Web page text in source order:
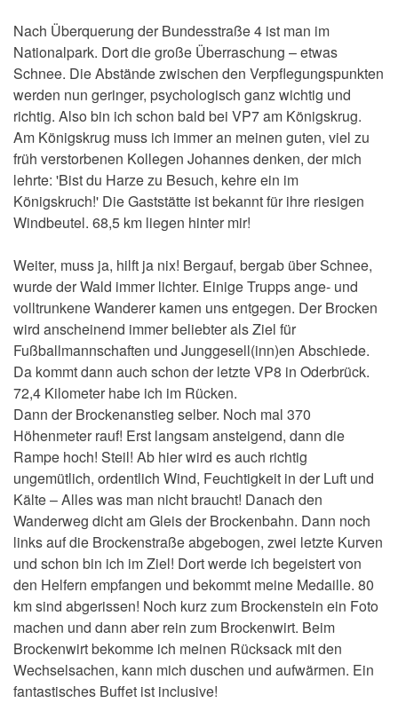
Nach Überquerung der Bundesstraße 4 ist man im
Nationalpark. Dort die große Überraschung – etwas
Schnee. Die Abstände zwischen den Verpflegungspunkten
werden nun geringer, psychologisch ganz wichtig und
richtig. Also bin ich schon bald bei VP7 am Königskrug.
Am Königskrug muss ich immer an meinen guten, viel zu
früh verstorbenen Kollegen Johannes denken, der mich
lehrte: 'Bist du Harze zu Besuch, kehre ein im
Königskruch!' Die Gaststätte ist bekannt für ihre riesigen
Windbeutel. 68,5 km liegen hinter mir!
Weiter, muss ja, hilft ja nix! Bergauf, bergab über Schnee,
wurde der Wald immer lichter. Einige Trupps ange- und
volltrunkene Wanderer kamen uns entgegen. Der Brocken
wird anscheinend immer beliebter als Ziel für
Fußballmannschaften und Junggesell(inn)en Abschiede.
Da kommt dann auch schon der letzte VP8 in Oderbrück.
72,4 Kilometer habe ich im Rücken.
Dann der Brockenanstieg selber. Noch mal 370
Höhenmeter rauf! Erst langsam ansteigend, dann die
Rampe hoch! Steil! Ab hier wird es auch richtig
ungemütlich, ordentlich Wind, Feuchtigkeit in der Luft und
Kälte – Alles was man nicht braucht! Danach den
Wanderweg dicht am Gleis der Brockenbahn. Dann noch
links auf die Brockenstraße abgebogen, zwei letzte Kurven
und schon bin ich im Ziel! Dort werde ich begeistert von
den Helfern empfangen und bekommt meine Medaille. 80
km sind abgerissen! Noch kurz zum Brockenstein ein Foto
machen und dann aber rein zum Brockenwirt. Beim
Brockenwirt bekomme ich meinen Rücksack mit den
Wechselsachen, kann mich duschen und aufwärmen. Ein
fantastisches Buffet ist inclusive!